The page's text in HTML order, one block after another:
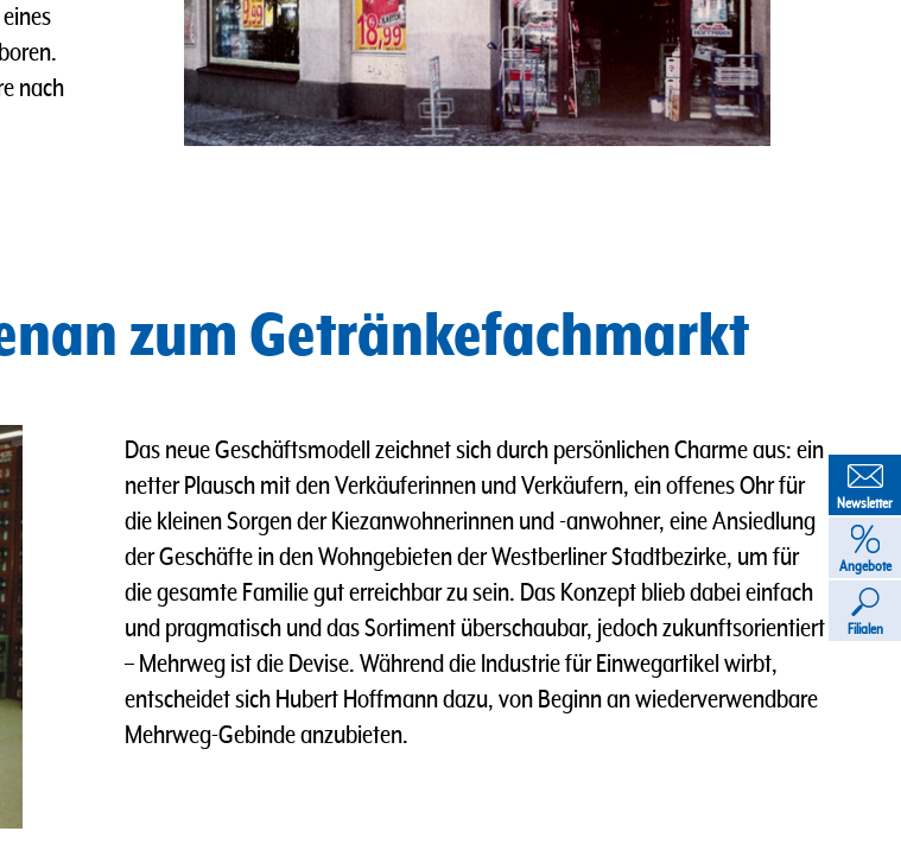
nach
zum Getränkefachmarkt
Das neue Geschäftsmodell zeichnet sich durch persönlichen Charme aus: ein
netter Plausch mit den Verkäuferinnen und Verkäufern, ein offenes Ohr für
die kleinen Sorgen der Kiezanwohnerinnen und -anwohner, eine Ansiedlung
der Geschäfte in den Wohngebieten der Westberliner Stadtbezirke, um für
die gesamte Familie gut erreichbar zu sein. Das Konzept blieb dabei einfach
und pragmatisch und das Sortiment überschaubar, jedoch zukunftsorientiert
– Mehrweg ist die Devise. Während die Industrie für Einwegartikel wirbt,
entscheidet sich Hubert Hoffmann dazu, von Beginn an wiederverwendbare
Mehrweg-Gebinde anzubieten.
Newsletter
Angebote
Filialen